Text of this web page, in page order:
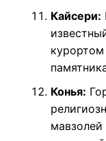
Кайсери:
Конья: